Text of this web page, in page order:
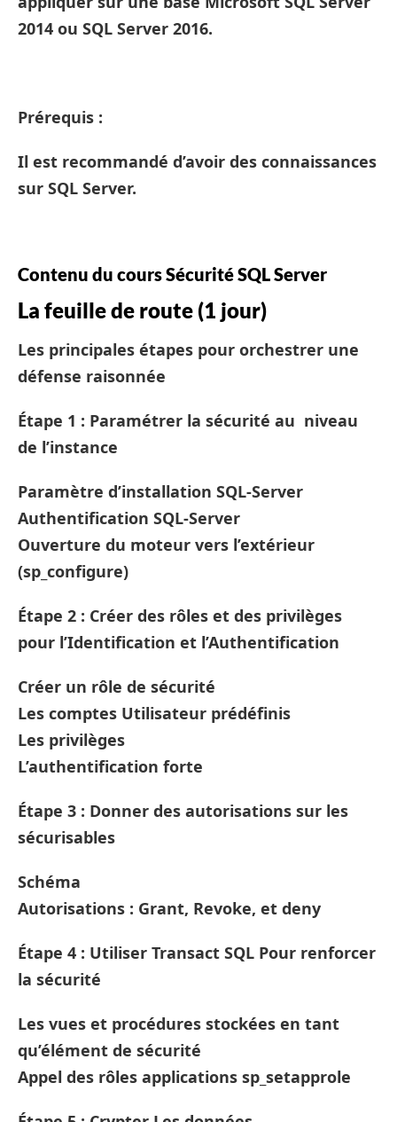
2014 ou SQL Server 2016.
Prérequis :
Il est recommandé d’avoir des connaissances
sur SQL Server.
Contenu du cours Sécurité SQL Server
La feuille de route (1 jour)
Les principales étapes pour orchestrer une
défense raisonnée
Étape 1 : Paramétrer la sécurité au niveau
de l’instance
Paramètre d’installation SQL-Server
Authentification SQL-Server
Ouverture du moteur vers l’extérieur
(sp_configure)
Étape 2 : Créer des rôles et des privilèges
pour l’Identification et l’Authentification
Créer un rôle de sécurité
Les comptes Utilisateur prédéfinis
Les privilèges
L’authentification forte
Étape 3 : Donner des autorisations sur les
sécurisables
Schéma
Autorisations : Grant, Revoke, et deny
Étape 4 : Utiliser Transact SQL Pour renforcer
la sécurité
Les vues et procédures stockées en tant
qu’élément de sécurité
Appel des rôles applications sp_setapprole